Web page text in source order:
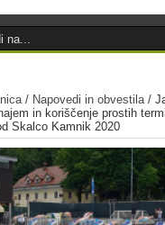
/ Napovedi in obvestila/
in koriščenje prostih
Skalco Kamnik 2020